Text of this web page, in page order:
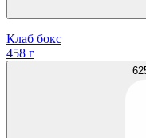
Клаб бокс
458 г